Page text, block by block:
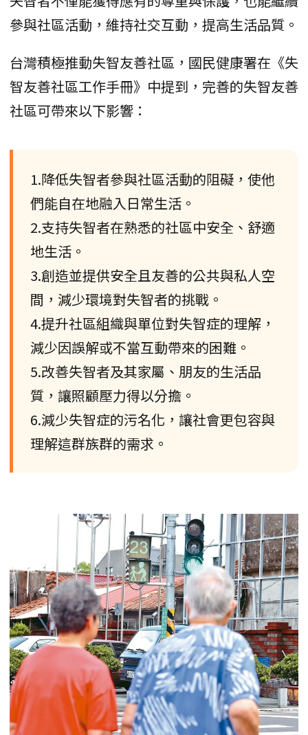
參與社區活動，維持社交互動，提高生活品質。
台灣積極推動失智友善社區，國民健康署在《失
智友善社區工作手冊》中提到，完善的失智友善
社區可帶來以下影響：
1.降低失智者參與社區活動的阻礙，使他
們能自在地融入日常生活。
2.支持失智者在熟悉的社區中安全、舒適
地生活。
3.創造並提供安全且友善的公共與私人空
間，減少環境對失智者的挑戰。
4.提升社區組織與單位對失智症的理解，
減少因誤解或不當互動帶來的困難。
5.改善失智者及其家屬、朋友的生活品
質，讓照顧壓力得以分擔。
6.減少失智症的污名化，讓社會更包容與
理解這群族群的需求。